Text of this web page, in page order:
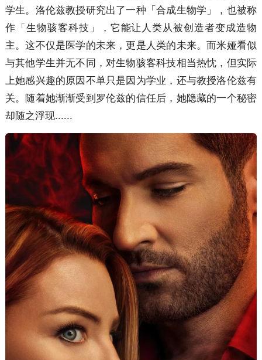
学生。洛伦兹教授研究出了一种「合成生物学」，也被称
作「生物骇客科技」，它能让人类从被创造者变成造物
主。这不仅是医学的未来，更是人类的未来。而米娅看似
与其他学生并无不同，对生物骇客科技相当热忱，但实际
上她感兴趣的原因不单只是因为学业，还与教授洛伦兹有
关。随着她渐渐受到罗伦兹的信任后，她隐藏的一个秘密
却随之浮现......